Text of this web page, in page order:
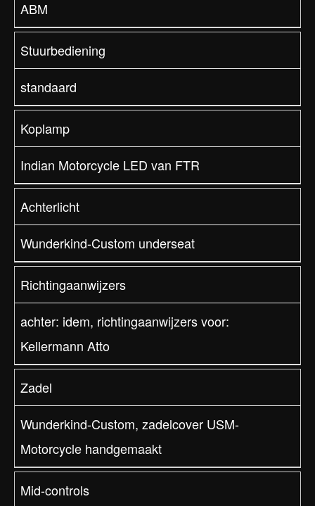
ABM
Stuurbediening
standaard
Koplamp
Indian Motorcycle LED van FTR
Achterlicht
Wunderkind-Custom underseat
Richtingaanwijzers
achter: idem, richtingaanwijzers voor:
Kellermann Atto
Zadel
Wunderkind-Custom, zadelcover USM-
Motorcycle handgemaakt
Mid-controls